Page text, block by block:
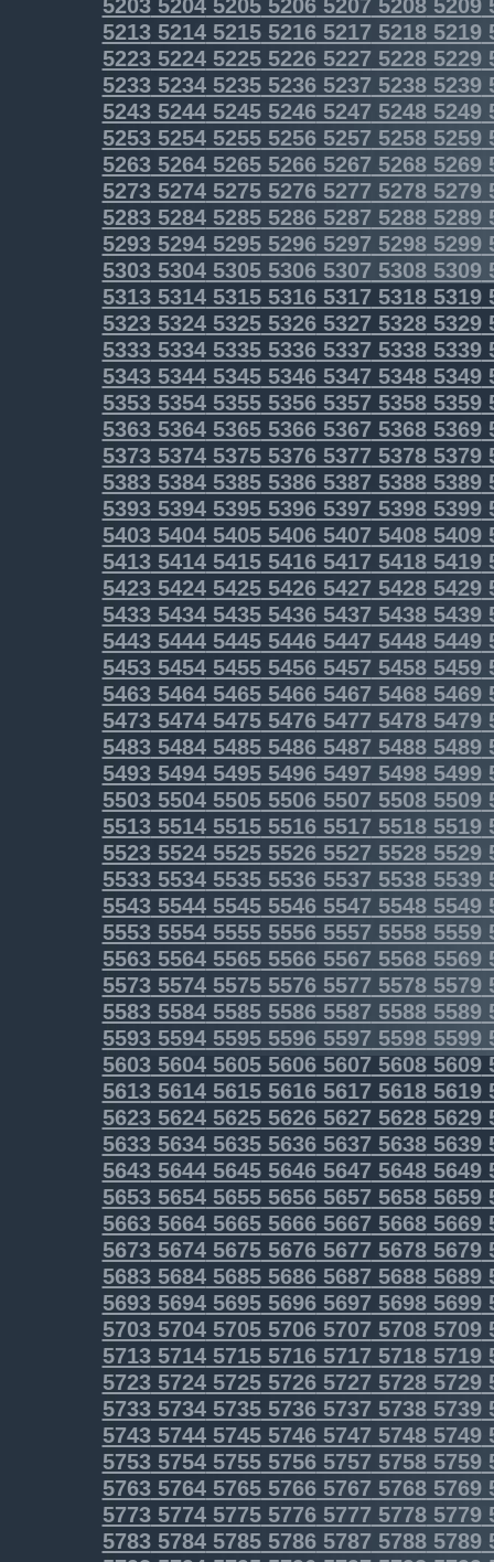
5213521452155216521752185219
52235224522552265227 52285229
52335234523552365237 52385239
52435244524552465247 52485249
52535254525552565257 52585259
52635264526552665267 52685269
52735274527552765277 52785279
52835284528552865287 52885289
52935294529552965297 52985299
53035304530553065307 53085309
5313531453155316531753185319
5323532453255326532753285329
5333533453355336533753385339
5343534453455346534753485349
5353535453555356535753585359
5363536453655366536753685369
5373537453755376537753785379
5383538453855386538753885389
5393539453955396539753985399
5403540454055406540754085409
5413541454155416541754185419
5423542454255426542754285429
5433543454355436543754385439
5443544454455446544754485449
5453545454555456545754585459
5463546454655466546754685469
54735474547554765477 54785479
54835484548554865487 54885489
54935494549554965497 54985499
55035504550555065507 55085509
55135514551555165517 55185519
5523552455255526552755285529
55335534553555365537 55385539
55435544554555465547 55485549
55535554555555565557 55585559
55635564556555665567 55685569
55735574557555765577 55785579
55835584558555865587 55885589
55935594559555965597 55985599
5603560456055606560756085609
5613561456155616561756185619
5623562456255626562756285629
5633563456355636563756385639
5643564456455646564756485649
5653565456555656565756585659
5663566456655666566756685669
5673567456755676567756785679
5683568456855686568756885689
5693569456955696569756985699
5703570457055706570757085709
5713571457155716571757185719
5723572457255726572757285729
5733573457355736573757385739
5743574457455746574757485749
5753575457555756575757585759
57635764576557665767 57685769
5773577457755776577757785779
57835784578557865787 57885789